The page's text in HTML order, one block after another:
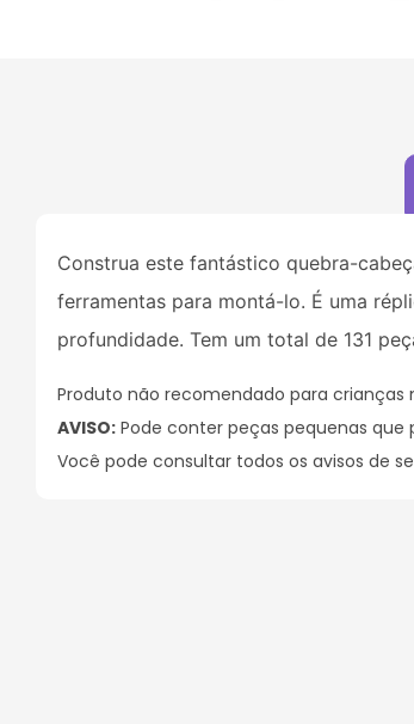
Construa este fantástico quebra-
ferramentas para montá-lo. É uma
profundidade. Tem um total de 131
Produto não recomendado para crianças
AVISO: Pode conter peças pequenas que
Você pode consultar todos os avisos de